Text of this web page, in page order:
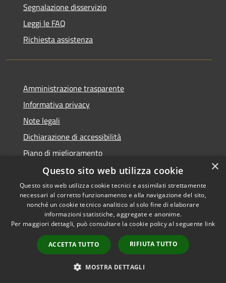
Segnalazione disservizio
Leggi le FAQ
Richiesta assistenza
Amministrazione trasparente
Informativa privacy
Note legali
Dichiarazione di accessibilità
Piano di miglioramento
Accessibilità
Privacy
Mappa del sito
Copyright © 2026 • Comune di
Castiglion Fiorentino •
Powered byMunicipium •
Accesso redazione
×
Questo sito web utilizza cookie
Questo sito web utilizza cookie tecnici e assimilati strettamente
necessari al corretto funzionamento e alla navigazione del sito,
nonché un cookie tecnico analitico al solo fine di elaborare
informazioni statistiche, aggregate e anonime.
Per maggiori dettagli, può consultare la cookie policy al seguente link
ACCETTA TUTTO RIFIUTA TUTTO
MOSTRA DETTAGLI